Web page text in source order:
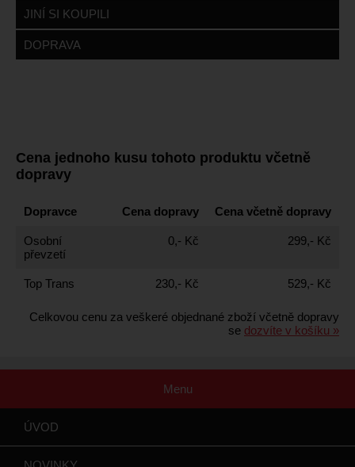
JINÍ SI KOUPILI
DOPRAVA
Cena jednoho kusu tohoto produktu včetně
dopravy
Dopravce Cena dopravy Cena včetně dopravy
Osobní
převzetí
0,- Kč 299,- Kč
Top Trans 230,- Kč 529,- Kč
Celkovou cenu za veškeré objednané zboží včetně dopravy
se dozvíte v košíku »
Menu
ÚVOD